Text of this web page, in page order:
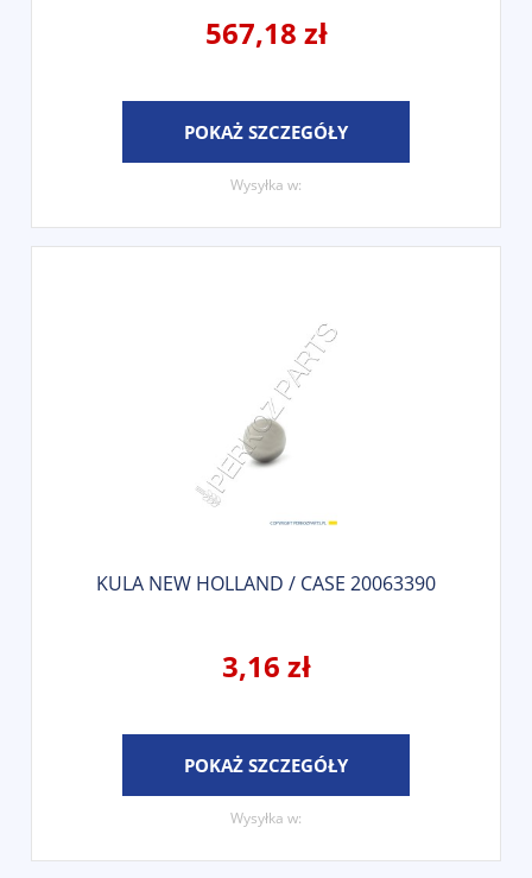
567,18 zł
POKAŻ SZCZEGÓŁY
Wysyłka w:
KULA NEW HOLLAND / CASE 20063390
3,16 zł
POKAŻ SZCZEGÓŁY
Wysyłka w: